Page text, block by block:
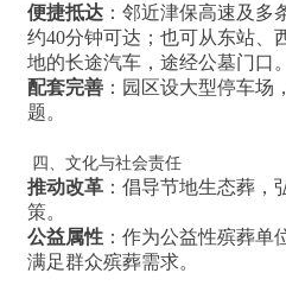
便捷抵达 ：邻近津保高速及多
约40分钟可达；也可从东站、
地的长途汽车，途经公墓门口。
配套完善 ：园区设大型停车场
题。
四、文化与社会责任
推动改革 ：倡导节地生态葬，
策。
公益属性 ：作为公益性殡葬单
满足群众殡葬需求。